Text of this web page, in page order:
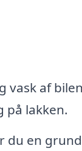
vask af
på lakken.
du en